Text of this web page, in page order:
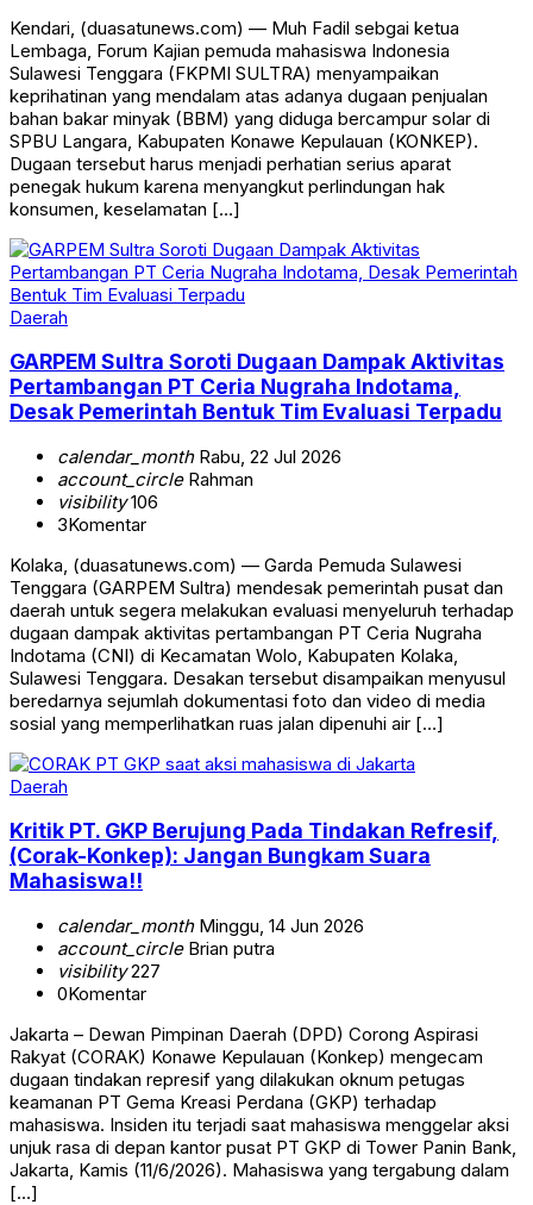
Kendari, (duasatunews.com) — Muh Fadil sebgai ketua
Lembaga, Forum Kajian pemuda mahasiswa Indonesia
Sulawesi Tenggara (FKPMI SULTRA) menyampaikan
keprihatinan yang mendalam atas adanya dugaan penjualan
bahan bakar minyak (BBM) yang diduga bercampur solar di
SPBU Langara, Kabupaten Konawe Kepulauan (KONKEP).
Dugaan tersebut harus menjadi perhatian serius aparat
penegak hukum karena menyangkut perlindungan hak
konsumen, keselamatan […]
Daerah
GARPEM Sultra Soroti Dugaan Dampak Aktivitas
Pertambangan PT Ceria Nugraha Indotama,
Desak Pemerintah Bentuk Tim Evaluasi Terpadu
calendar_monthRabu, 22 Jul 2026
account_circleRahman
visibility106
3Komentar
Kolaka, (duasatunews.com) — Garda Pemuda Sulawesi
Tenggara (GARPEM Sultra) mendesak pemerintah pusat dan
daerah untuk segera melakukan evaluasi menyeluruh terhadap
dugaan dampak aktivitas pertambangan PT Ceria Nugraha
Indotama (CNI) di Kecamatan Wolo, Kabupaten Kolaka,
Sulawesi Tenggara. Desakan tersebut disampaikan menyusul
beredarnya sejumlah dokumentasi foto dan video di media
sosial yang memperlihatkan ruas jalan dipenuhi air […]
Daerah
Kritik PT. GKP Berujung Pada Tindakan Refresif,
(Corak-Konkep): Jangan Bungkam Suara
Mahasiswa!!
calendar_monthMinggu, 14 Jun 2026
account_circleBrian putra
visibility227
0Komentar
Jakarta – Dewan Pimpinan Daerah (DPD) Corong Aspirasi
Rakyat (CORAK) Konawe Kepulauan (Konkep) mengecam
dugaan tindakan represif yang dilakukan oknum petugas
keamanan PT Gema Kreasi Perdana (GKP) terhadap
mahasiswa. Insiden itu terjadi saat mahasiswa menggelar aksi
unjuk rasa di depan kantor pusat PT GKP di Tower Panin Bank,
Jakarta, Kamis (11/6/2026). Mahasiswa yang tergabung dalam
[…]